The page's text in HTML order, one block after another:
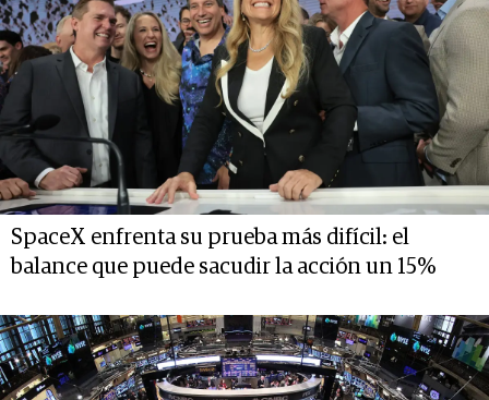
SpaceX enfrenta su prueba más difícil: el
balance que puede sacudir la acción un 15%